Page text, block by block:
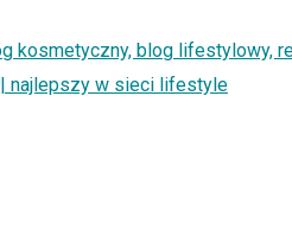
kosmetyczny, blog lifestylowy,
najlepszy w sieci lifestyle